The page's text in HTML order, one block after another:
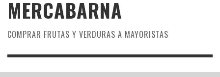
MERCABARNA
COMPRAR FRUTAS Y VERDURAS A MAYORISTAS